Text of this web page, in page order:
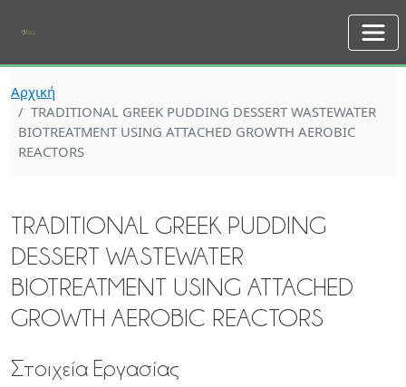
Αρχική
TRADITIONAL GREEK PUDDING DESSERT WASTEWATER
BIOTREATMENT USING ATTACHED GROWTH AEROBIC
REACTORS
TRADITIONAL GREEK PUDDING
DESSERT WASTEWATER
BIOTREATMENT USING ATTACHED
GROWTH AEROBIC REACTORS
Στοιχεία Εργασίας